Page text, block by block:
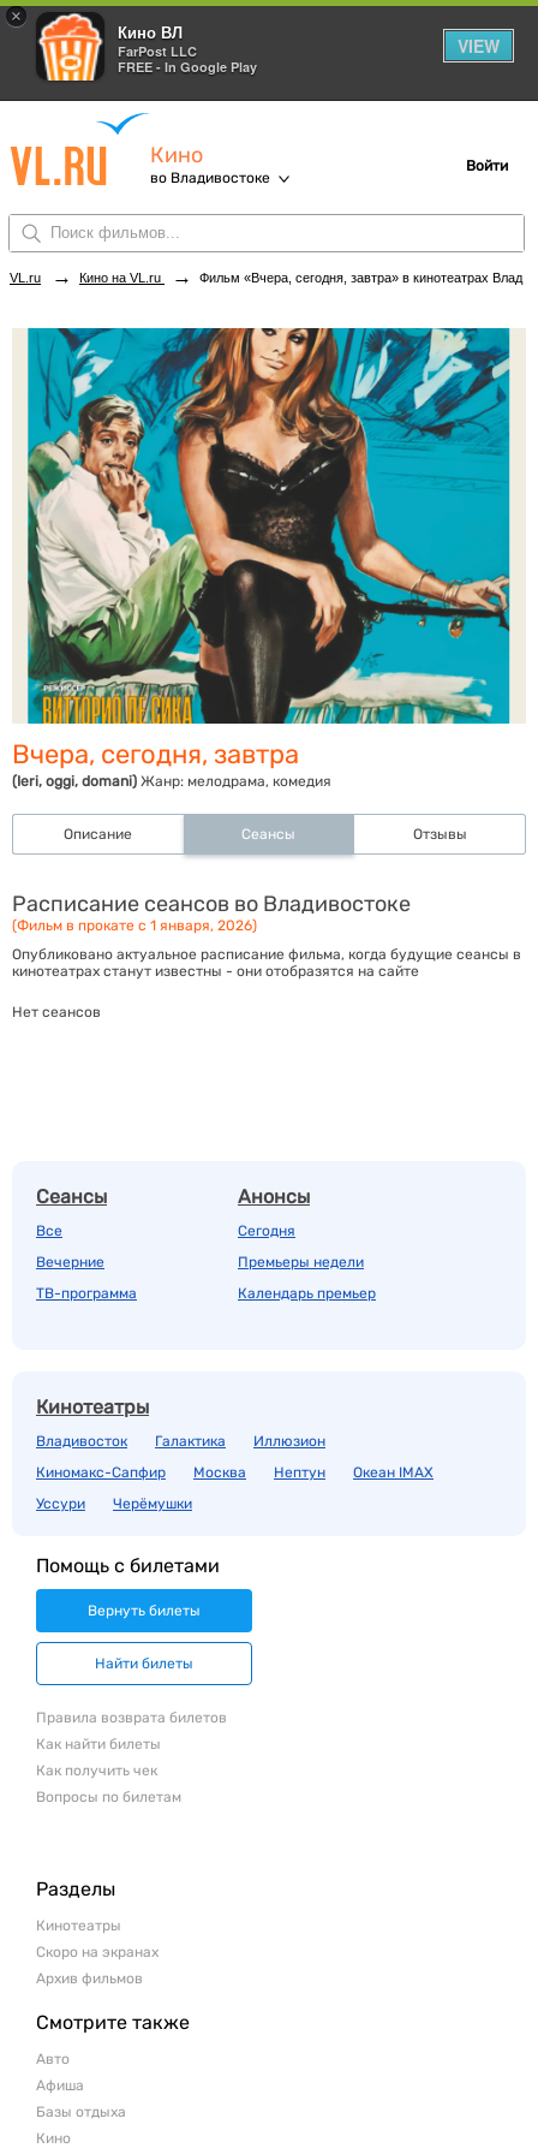
×
Кино ВЛ
FarPost LLC
FREE - In Google Play
VIEW
Кино
во Владивостоке
Войти
VL.ru → Кино на VL.ru → Фильм «Вчера, сегодня, завтра» в кинотеатрах Владивостока. Купить билеты!
Вчера, сегодня, завтра
(Ieri, oggi, domani) Жанр: мелодрама, комедия
Описание Сеансы Отзывы
Расписание сеансов во Владивостоке
(Фильм в прокате с 1 января, 2026)
Опубликовано актуальное расписание фильма, когда будущие сеансы в
кинотеатрах станут известны - они отобразятся на сайте
Нет сеансов
Сеансы
Все
Вечерние
ТВ-программа
Анонсы
Сегодня
Премьеры недели
Календарь премьер
Кинотеатры
Владивосток Галактика
Иллюзион
Киномакс-Сапфир
Москва Нептун
Океан IMAX
Уссури
Черёмушки
Помощь с билетами
Вернуть билеты
Найти билеты
Правила возврата билетов
Как найти билеты
Как получить чек
Вопросы по билетам
Разделы
Кинотеатры
Скоро на экранах
Архив фильмов
Смотрите также
Авто
Афиша
Базы отдыха
Кино